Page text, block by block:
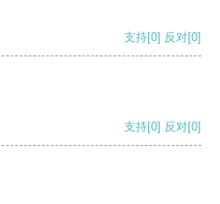
支持[0] 反对[0]
支持[0] 反对[0]